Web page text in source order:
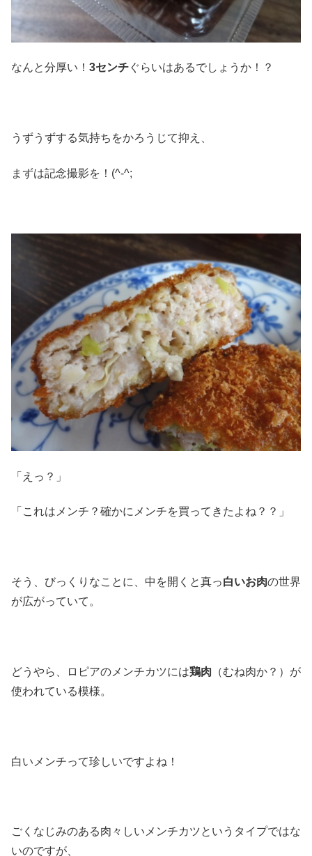
なんと分厚い！ 3センチぐらいはあるでしょうか！？
うずうずする気持ちをかろうじて抑え、
まずは記念撮影を！(^-^;
「えっ？」
「これはメンチ？確かにメンチを買ってきたよね？？」
そう、びっくりなことに、中を開くと真っ白いお肉の世界
が広がっていて。
どうやら、ロピアのメンチカツには鶏肉 （むね肉か？）が
使われている模様。
白いメンチって珍しいですよね！
ごくなじみのある肉々しいメンチカツというタイプではな
いのですが、